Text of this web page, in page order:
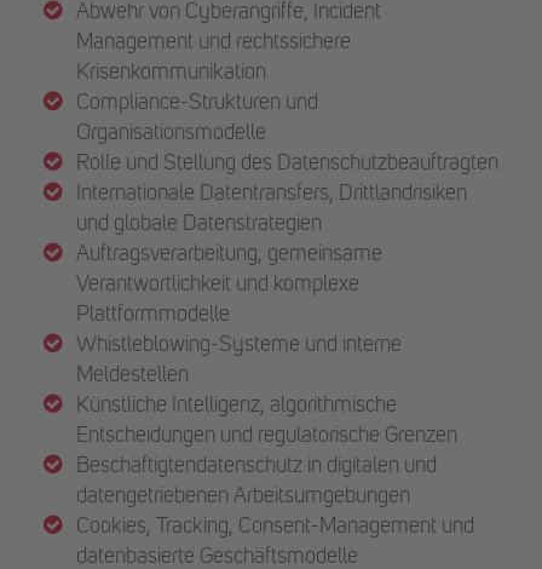
Abwehr von Cyberangriffe, Incident
Management und rechtssichere
Krisenkommunikation
Compliance-Strukturen und
Organisationsmodelle
Rolle und Stellung des Datenschutzbeauftragten
Internationale Datentransfers, Drittlandrisiken
und globale Datenstrategien
Auftragsverarbeitung, gemeinsame
Verantwortlichkeit und komplexe
Plattformmodelle
Whistleblowing-Systeme und interne
Meldestellen
Künstliche Intelligenz, algorithmische
Entscheidungen und regulatorische Grenzen
Beschäftigtendatenschutz in digitalen und
datengetriebenen Arbeitsumgebungen
Cookies, Tracking, Consent-Management und
datenbasierte Geschäftsmodelle